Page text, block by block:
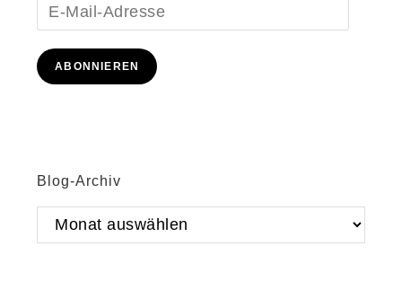
E-
Mail-
Adresse
ABONNIEREN
Blog-Archiv
Blog-
Archiv